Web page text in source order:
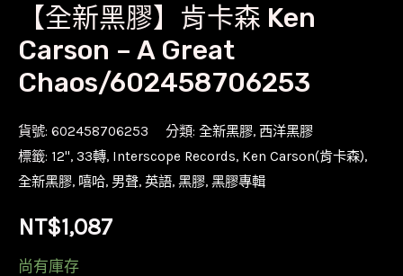
【全新黑膠】肯卡森 Ken
Carson – A Great
Chaos/602458706253
貨號: 602458706253 分類: 全新黑膠, 西洋黑膠
標籤: 12'', 33轉, Interscope Records, Ken Carson(肯卡森),
全新黑膠, 嘻哈, 男聲, 英語, 黑膠, 黑膠專輯
NT$1,087
尚有庫存